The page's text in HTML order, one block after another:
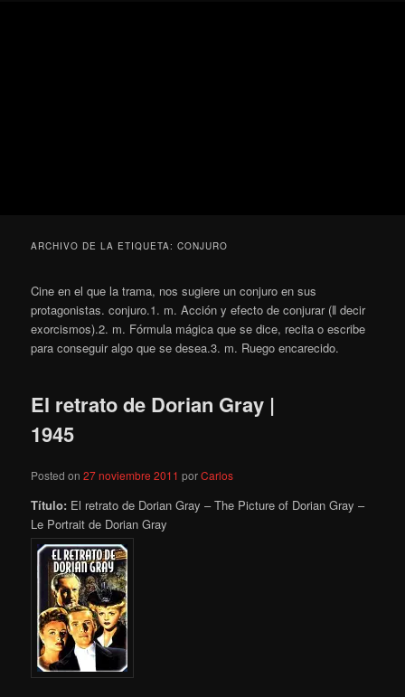
ARCHIVO DE LA ETIQUETA:CONJURO
Cine en el que la trama, nos sugiere un conjuro en sus
protagonistas. conjuro.1. m. Acción y efecto de conjurar (ǁ decir
exorcismos).2. m. Fórmula mágica que se dice, recita o escribe
para conseguir algo que se desea.3. m. Ruego encarecido.
El retrato de Dorian Gray |
1945
Posted on27 noviembre 2011 porCarlos
Título: El retrato de Dorian Gray – The Picture of Dorian Gray –
Le Portrait de Dorian Gray